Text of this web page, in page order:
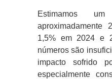
Estimamos
aproximadamente
1,5% em 2024 e
números são
impacto sofrido
especialmente